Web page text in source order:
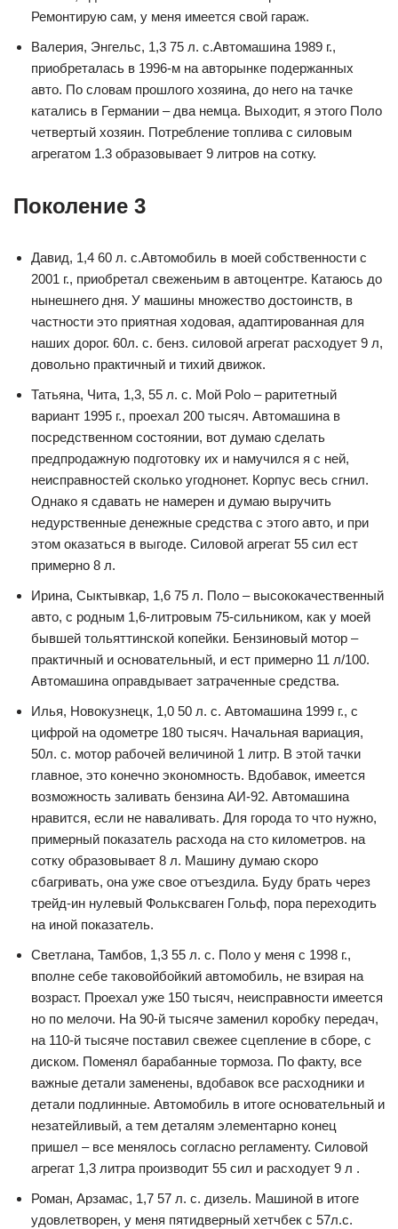
Ремонтирую сам, у меня имеется свой гараж.
Валерия, Энгельс, 1,3 75 л. с.Автомашина 1989 г.,
приобреталась в 1996-м на авторынке подержанных
авто. По словам прошлого хозяина, до него на тачке
катались в Германии – два немца. Выходит, я этого Поло
четвертый хозяин. Потребление топлива с силовым
агрегатом 1.3 образовывает 9 литров на сотку.
Поколение 3
Давид, 1,4 60 л. с.Автомобиль в моей собственности с
2001 г., приобретал свеженьим в автоцентре. Катаюсь до
нынешнего дня. У машины множество достоинств, в
частности это приятная ходовая, адаптированная для
наших дорог. 60л. с. бенз. силовой агрегат расходует 9 л,
довольно практичный и тихий движок.
Татьяна, Чита, 1,3, 55 л. с. Мой Polo – раритетный
вариант 1995 г., проехал 200 тысяч. Автомашина в
посредственном состоянии, вот думаю сделать
предпродажную подготовку их и намучился я с ней,
неисправностей сколько угоднонет. Корпус весь сгнил.
Однако я сдавать не намерен и думаю выручить
недурственные денежные средства с этого авто, и при
этом оказаться в выгоде. Силовой агрегат 55 сил ест
примерно 8 л.
Ирина, Сыктывкар, 1,6 75 л. Поло – высококачественный
авто, с родным 1,6-литровым 75-сильником, как у моей
бывшей тольяттинской копейки. Бензиновый мотор –
практичный и основательный, и ест примерно 11 л/100.
Автомашина оправдывает затраченные средства.
Илья, Новокузнецк, 1,0 50 л. с. Автомашина 1999 г., с
цифрой на одометре 180 тысяч. Начальная вариация,
50л. с. мотор рабочей величиной 1 литр. В этой тачки
главное, это конечно экономность. Вдобавок, имеется
возможность заливать бензина АИ-92. Автомашина
нравится, если не наваливать. Для города то что нужно,
примерный показатель расхода на сто километров. на
сотку образовывает 8 л. Машину думаю скоро
сбагривать, она уже свое отъездила. Буду брать через
трейд-ин нулевый Фольксваген Гольф, пора переходить
на иной показатель.
Светлана, Тамбов, 1,3 55 л. с. Поло у меня с 1998 г.,
вполне себе таковойбойкий автомобиль, не взирая на
возраст. Проехал уже 150 тысяч, неисправности имеется
но по мелочи. На 90-й тысяче заменил коробку передач,
на 110-й тысяче поставил свежее сцепление в сборе, с
диском. Поменял барабанные тормоза. По факту, все
важные детали заменены, вдобавок все расходники и
детали подлинные. Автомобиль в итоге основательный и
незатейливый, а тем деталям элементарно конец
пришел – все менялось согласно регламенту. Силовой
агрегат 1,3 литра производит 55 сил и расходует 9 л .
Роман, Арзамас, 1,7 57 л. с. дизель. Машиной в итоге
удовлетворен, у меня пятидверный хетчбек с 57л.с.